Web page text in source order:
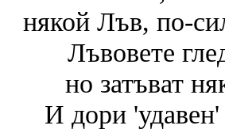
някой Лъв, по-
Лъвовете
но затъват
И дори